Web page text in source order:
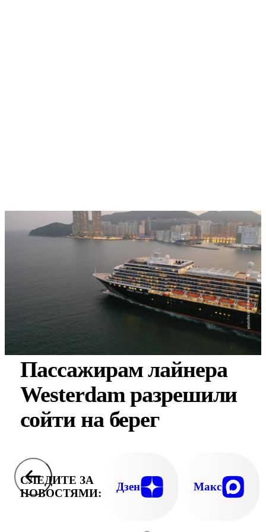
Пассажирам лайнера
Westerdam разрешили
сойти на берег
СЛЕДИТЕ ЗА
НОВОСТЯМИ:
Дзен Макс